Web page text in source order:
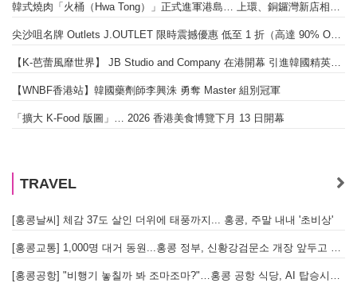
韓式燒肉「火桶（Hwa Tong）」正式進軍港島… 上環、銅鑼灣新店相繼開幕
尖沙咀名牌 Outlets J.OUTLET 限時震撼優惠 低至 1 折（高達 90% OFF）
【K-芭蕾風靡世界】 JB Studio and Company 在港開幕 引進韓國精英芭蕾教育系統
【WNBF香港站】韓國藥劑師李興洙 勇奪 Master 組別冠軍
「擴大 K-Food 版圖」… 2026 香港美食博覽下月 13 日開幕
TRAVEL
[홍콩날씨] 체감 37도 살인 더위에 태풍까지... 홍콩, 주말 내내 '초비상'
[홍콩교통] 1,000명 대거 동원...홍콩 정부, 신황강검문소 개장 앞두고 실전 훈련 돌입
[홍콩공항] "비행기 놓칠까 봐 조마조마?"…홍콩 공항 식당, AI 탑승시간 계산해 메뉴 추천해 준다